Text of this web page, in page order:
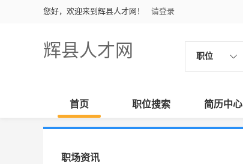
您好，欢迎来到辉县人才网！ 请登录
辉县人才网 职位
首页 职位搜索 简历中心
职场资讯